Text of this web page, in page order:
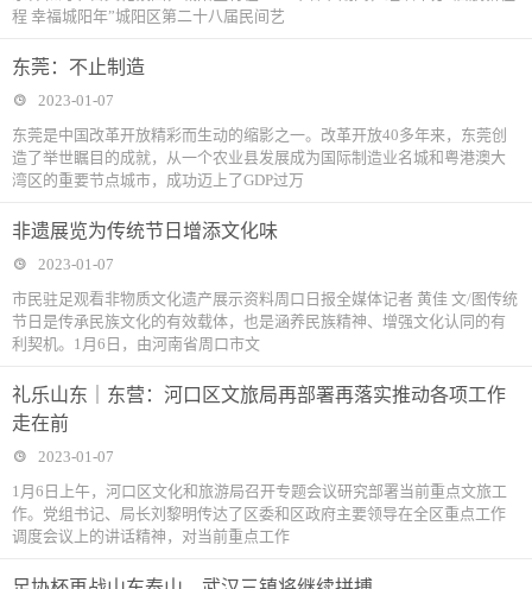
程 幸福城阳年”城阳区第二十八届民间艺
东莞：不止制造
2023-01-07
东莞是中国改革开放精彩而生动的缩影之一。改革开放40多年来，东莞创
造了举世瞩目的成就，从一个农业县发展成为国际制造业名城和粤港澳大
湾区的重要节点城市，成功迈上了GDP过万
非遗展览为传统节日增添文化味
2023-01-07
市民驻足观看非物质文化遗产展示资料周口日报全媒体记者 黄佳 文/图传统
节日是传承民族文化的有效载体，也是涵养民族精神、增强文化认同的有
利契机。1月6日，由河南省周口市文
礼乐山东｜东营：河口区文旅局再部署再落实推动各项工作
走在前
2023-01-07
1月6日上午，河口区文化和旅游局召开专题会议研究部署当前重点文旅工
作。党组书记、局长刘黎明传达了区委和区政府主要领导在全区重点工作
调度会议上的讲话精神，对当前重点工作